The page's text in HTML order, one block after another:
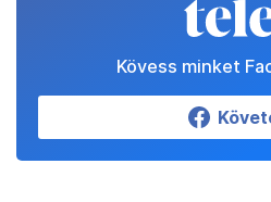
Kövess minket